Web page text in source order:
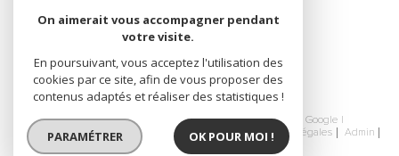
Nos
partenaires
© 2026 | Tous droits réservés | Traduction powered by Google |
Nos honoraires
Nos honoraires Plan du site Mentions légales
Admin
Partenaires
Politique RGPD Cookies
On aimerait vous accompagner pendant
votre visite.
En poursuivant, vous acceptez l'utilisation des
cookies par ce site, afin de vous proposer des
contenus adaptés et réaliser des statistiques !
PARAMÉTRER OK POUR MOI !